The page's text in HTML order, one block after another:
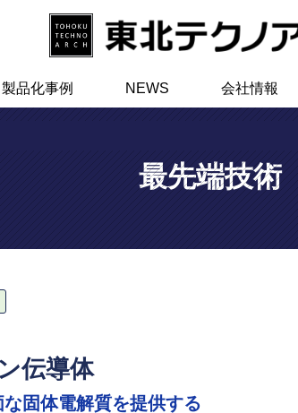
製品化事例 NEWS 会社情報
最先端技術
伝導体
固体電解質を提供する